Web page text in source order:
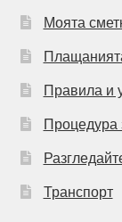
Моята
Правила и
Процедура
Транспорт